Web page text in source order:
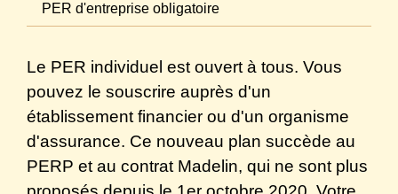
PER d'entreprise obligatoire
Le PER individuel est ouvert à tous. Vous
pouvez le souscrire auprès d'un
établissement financier ou d'un organisme
d'assurance. Ce nouveau plan succède au
PERP et au contrat Madelin, qui ne sont plus